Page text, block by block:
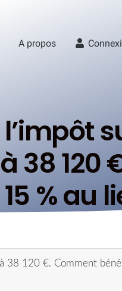
A propos
38 120
% au
38 120 €. Comment